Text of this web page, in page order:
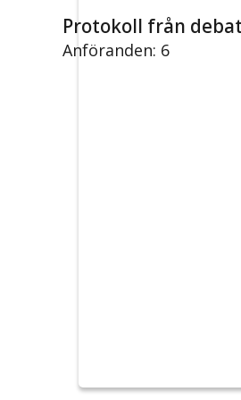
Protokoll från
Anföranden: 6